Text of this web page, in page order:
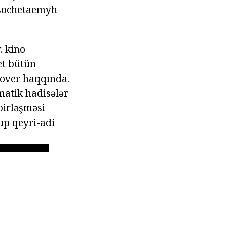
kino
bütün
haqqında.
hadisələr
qeyri-adi